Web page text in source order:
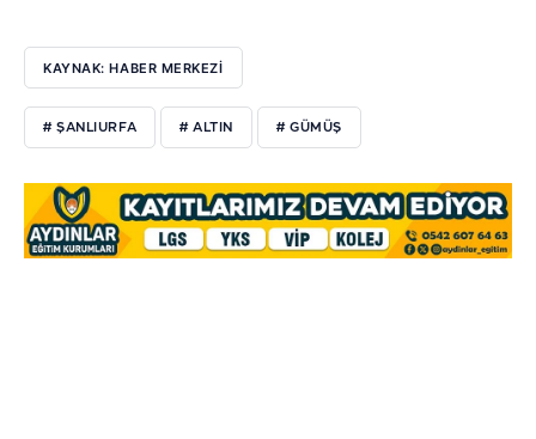
KAYNAK: HABER MERKEZİ
# ŞANLIURFA # ALTIN # GÜMÜŞ